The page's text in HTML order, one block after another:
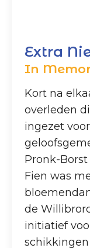
Extra
In
Kort na
overleden
ingezet
Pronk-
Fien was
de
initiatief